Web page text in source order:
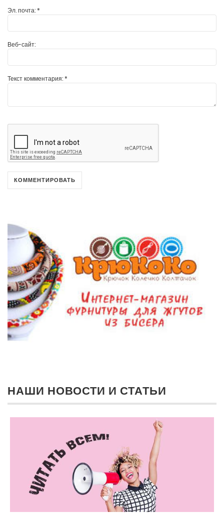
Эл. почта:*
Веб-сайт:
Текст комментария:*
НАШИ НОВОСТИ И СТАТЬИ